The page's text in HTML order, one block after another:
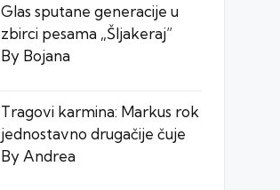
Glas sputane generacije u
zbirci pesama „Šljakeraj”
By Bojana
Tragovi karmina: Markus rok
jednostavno drugačije čuje
By Andrea